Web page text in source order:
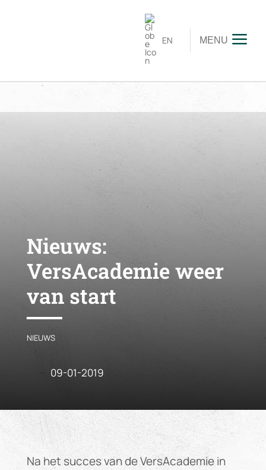
EN MENU
Nieuws:
VersAcademie weer
van start
NIEUWS
09-01-2019
Na het succes van de VersAcademie in